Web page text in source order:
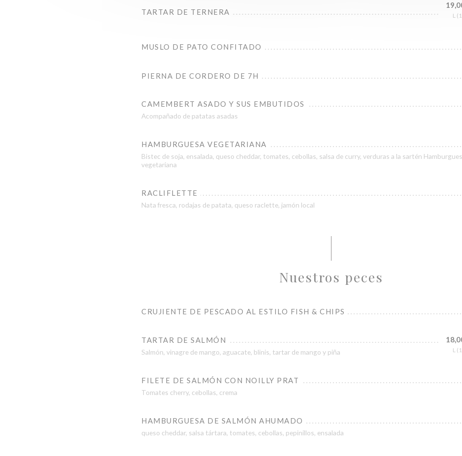
TARTAR DE TERNERA L
MUSLO DE PATO CONFITADO
PIERNA DE CORDERO DE 7H
CAMEMBERT ASADO Y SUS EMBUTIDOS
Acompañado de patatas asadas
HAMBURGUESA VEGETARIANA
Bistec de soja, ensalada, queso cheddar, tomates, cebollas, salsa de curry, verduras a la sartén
vegetariana
RACLIFLETTE
Nata fresca, rodajas de patata, queso raclette, jamón local
Nuestros peces
CRUJIENTE DE PESCADO AL ESTILO FISH & CHIPS
TARTAR DE SALMÓN
Salmón, vinagre de mango, aguacate, blinis, tartar de mango y piña L
FILETE DE SALMÓN CON NOILLY PRAT
Tomates cherry, cebollas, crema
HAMBURGUESA DE SALMÓN AHUMADO
queso cheddar, salsa tártara, tomates, cebollas, pepinillos, ensalada